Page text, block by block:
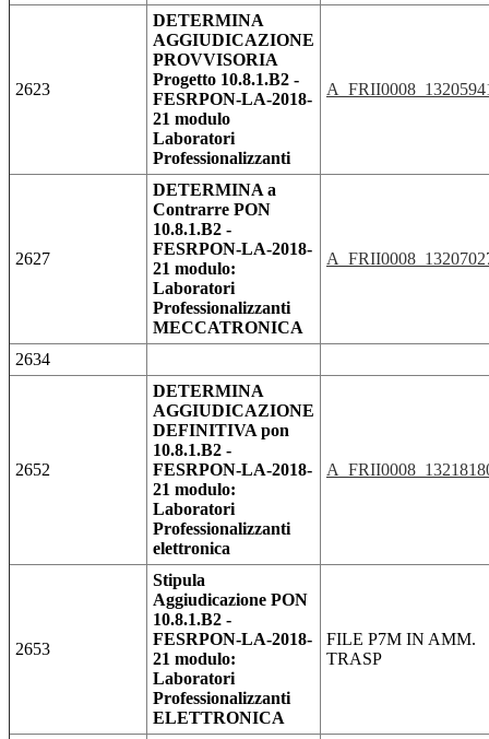
2623
DETERMINA
AGGIUDICAZIONE
PROVVISORIA
Progetto 10.8.1.B2 -
FESRPON-LA-2018-
21 modulo
Laboratori
Professionalizzanti
2627
DETERMINA a
Contrarre PON
10.8.1.B2 -
FESRPON-LA-2018-
21 modulo:
Laboratori
Professionalizzanti
MECCATRONICA
2634
2652
DETERMINA
AGGIUDICAZIONE
DEFINITIVA pon
10.8.1.B2 -
FESRPON-LA-2018-
21 modulo:
Laboratori
Professionalizzanti
elettronica
2653
Stipula
Aggiudicazione PON
10.8.1.B2 -
FESRPON-LA-2018-
21 modulo:
Laboratori
Professionalizzanti
ELETTRONICA
FILE P7M IN AMM.
TRASP